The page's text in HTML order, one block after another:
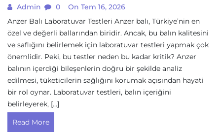
Admin 0
On Tem 16, 2026
Anzer Balı Laboratuvar Testleri Anzer balı, Türkiye’nin en
özel ve değerli ballarından biridir. Ancak, bu balın kalitesini
ve saflığını belirlemek için laboratuvar testleri yapmak çok
önemlidir. Peki, bu testler neden bu kadar kritik? Anzer
balının içerdiği bileşenlerin doğru bir şekilde analiz
edilmesi, tüketicilerin sağlığını korumak açısından hayati
bir rol oynar. Laboratuvar testleri, balın içeriğini
belirleyerek, […]
Read More